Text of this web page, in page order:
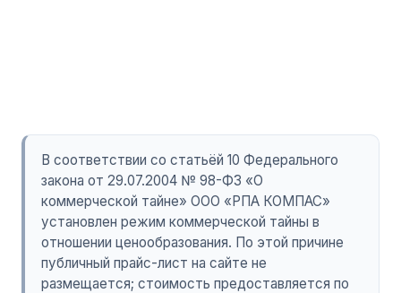
В соответствии со статьёй 10 Федерального
закона от 29.07.2004 № 98-ФЗ «О
коммерческой тайне» ООО «РПА КОМПАС»
установлен режим коммерческой тайны в
отношении ценообразования. По этой причине
публичный прайс-лист на сайте не
размещается; стоимость предоставляется по